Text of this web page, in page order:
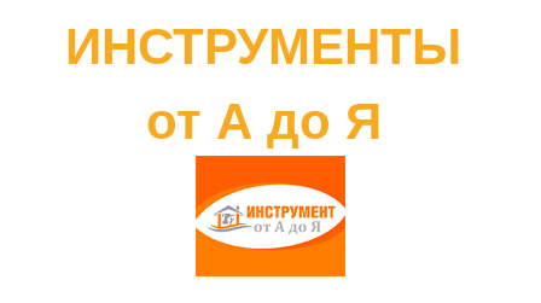
ИНСТРУМЕНТЫ
от А до Я